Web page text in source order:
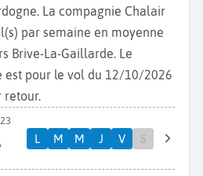
La compagnie Chalair
par semaine en moyenne
Brive-La-Gaillarde. Le
est pour le vol du 12/10/2026
retour.
L M M J V S